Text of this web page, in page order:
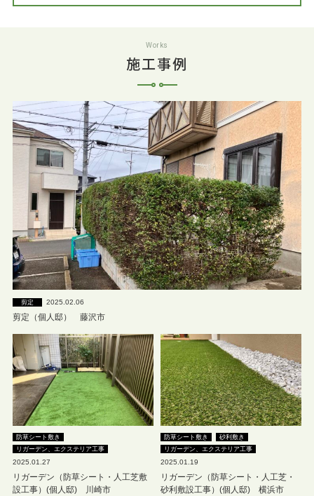
Works
施工事例
剪定 2025.02.06
剪定（個人邸） 藤沢市
防草シート敷き
リガーデン、エクステリア工事
2025.01.27
リガーデン（防草シート・人工芝敷
設工事）(個人邸) 川崎市
防草シート敷き
砂利敷き
リガーデン、エクステリア工事
2025.01.19
リガーデン（防草シート・人工芝・
砂利敷設工事）(個人邸) 横浜市